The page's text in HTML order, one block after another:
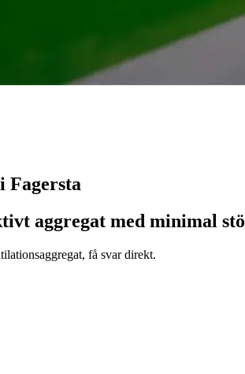
Fagersta
aggregat med minimal
få svar direkt.